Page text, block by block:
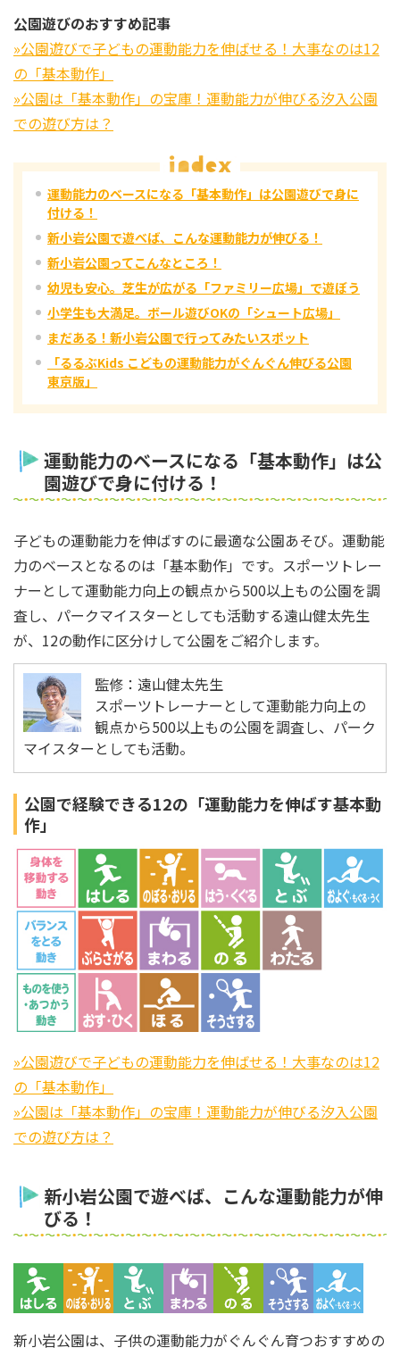
公園遊びのおすすめ記事
»公園遊びで子どもの運動能力を伸ばせる！大事なのは12
の「基本動作」
»公園は「基本動作」の宝庫！運動能力が伸びる汐入公園
での遊び方は？
運動能力のベースになる「基本動作」は公園遊びで身に
付ける！
新小岩公園で遊べば、こんな運動能力が伸びる！
新小岩公園ってこんなところ！
幼児も安心。芝生が広がる「ファミリー広場」で遊ぼう
小学生も大満足。ボール遊びOKの「シュート広場」
まだある！新小岩公園で行ってみたいスポット
「るるぶKids こどもの運動能力がぐんぐん伸びる公園
東京版」
運動能力のベースになる「基本動作」は公
園遊びで身に付ける！
子どもの運動能力を伸ばすのに最適な公園あそび。運動能
力のベースとなるのは「基本動作」です。スポーツトレー
ナーとして運動能力向上の観点から500以上もの公園を調
査し、パークマイスターとしても活動する遠山健太先生
が、12の動作に区分けして公園をご紹介します。
監修：遠山健太先生
スポーツトレーナーとして運動能力向上の
観点から500以上もの公園を調査し、パーク
マイスターとしても活動。
公園で経験できる12の「運動能力を伸ばす基本動
作」
»公園遊びで子どもの運動能力を伸ばせる！大事なのは12
の「基本動作」
»公園は「基本動作」の宝庫！運動能力が伸びる汐入公園
での遊び方は？
新小岩公園で遊べば、こんな運動能力が伸
びる！
新小岩公園は、子供の運動能力がぐんぐん育つおすすめの